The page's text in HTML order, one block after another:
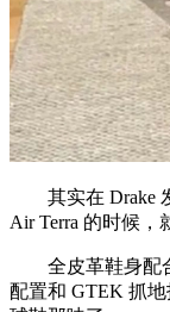
其实在 Drake 发
Air Terra 的时候，
全皮革鞋身配合
配置和 GTEK 抓